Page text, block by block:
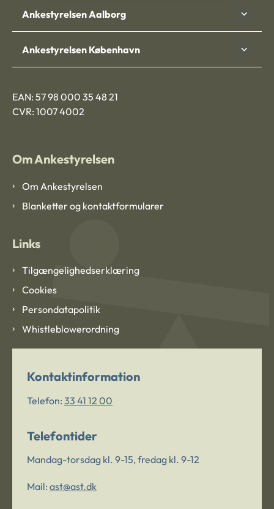
Ankestyrelsen Aalborg
Ankestyrelsen København
EAN: 57 98 000 35 48 21
CVR: 1007 4002
Om Ankestyrelsen
Om Ankestyrelsen
Blanketter og kontaktformularer
Links
Tilgængelighedserklæring
Cookies
Persondatapolitik
Whistleblowerordning
Kontaktinformation
Telefon: 33 41 12 00
Telefontider
Mandag-torsdag kl. 9-15, fredag kl. 9-12
Mail: ast@ast.dk